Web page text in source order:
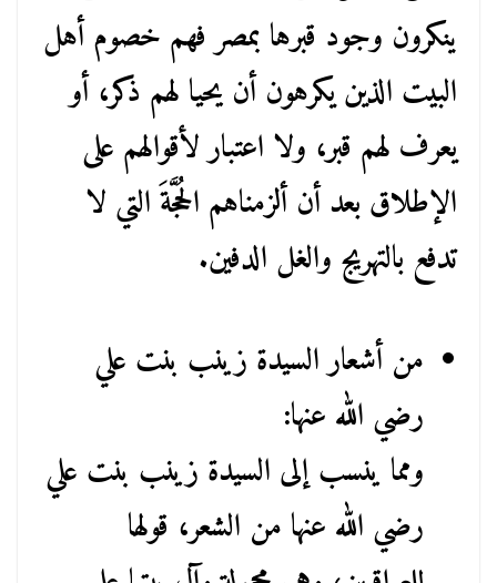
ينكرون وجود قبرها بمصر فهم خصوم أهل
البيت الذين يكرهون أن يحيا لهم ذكر، أو
يعرف لهم قبر، ولا اعتبار لأقوالهم على
الإطلاق بعد أن ألزمناهم الحُجَّةَ التي لا
تدفع بالتهريج والغل الدفين.
من أشعار السيدة زينب بنت علي
رضي الله عنها:
ومما ينسب إلى السيدة زينب بنت علي
رضي الله عنها من الشعر، قولها